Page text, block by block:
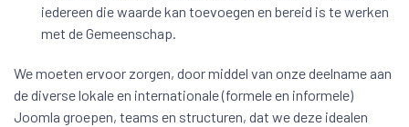
iedereen die waarde kan toevoegen en bereid is te werken
met de Gemeenschap.
We moeten ervoor zorgen, door middel van onze deelname aan
de diverse lokale en internationale (formele en informele)
Joomla groepen, teams en structuren, dat we deze idealen